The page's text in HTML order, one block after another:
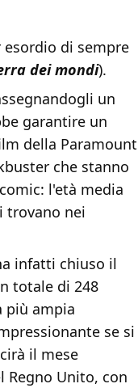
di sempre
dei mondi).
un
garantire un
della Paramount
che stanno
l'età media
trovano nei
infatti chiuso il
totale di 248
più ampia
se si
il mese
Unito, con